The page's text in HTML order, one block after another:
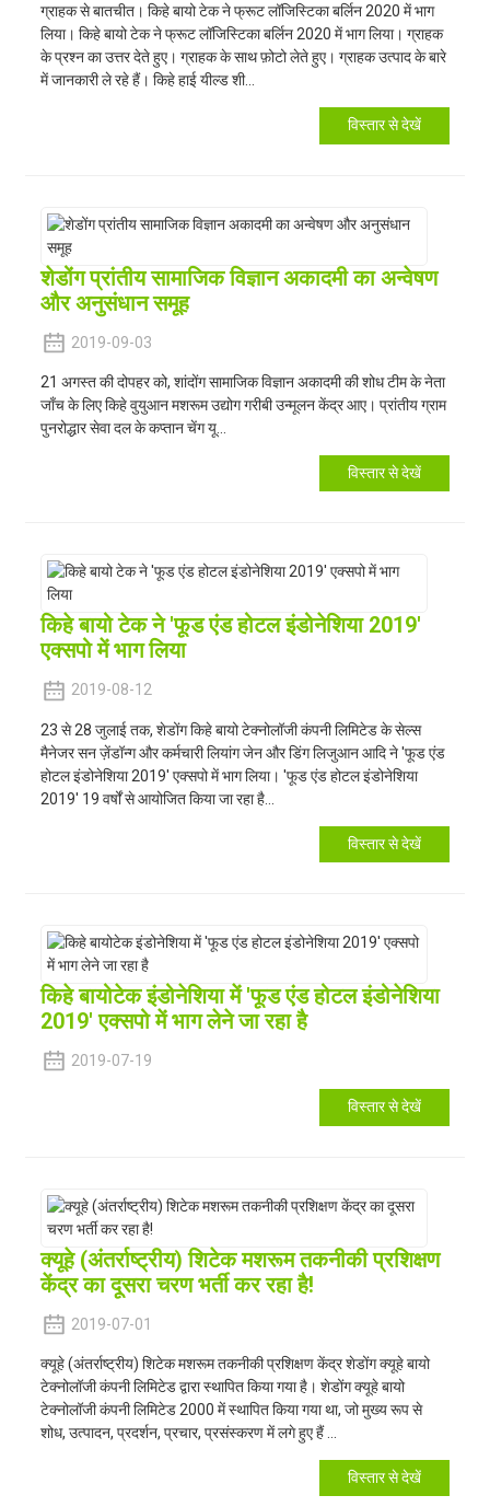
ग्राहक से बातचीत। किहे बायो टेक ने फ्रूट लॉजिस्टिका बर्लिन 2020 में भाग
लिया। किहे बायो टेक ने फ्रूट लॉजिस्टिका बर्लिन 2020 में भाग लिया। ग्राहक
के प्रश्न का उत्तर देते हुए। ग्राहक के साथ फ़ोटो लेते हुए। ग्राहक उत्पाद के बारे
में जानकारी ले रहे हैं। किहे हाई यील्ड शी...
विस्तार से देखें
शेडोंग प्रांतीय सामाजिक विज्ञान अकादमी का अन्वेषण
और अनुसंधान समूह
2019-09-03
21 अगस्त की दोपहर को, शांदोंग सामाजिक विज्ञान अकादमी की शोध टीम के नेता
जाँच के लिए किहे वुयुआन मशरूम उद्योग गरीबी उन्मूलन केंद्र आए। प्रांतीय ग्राम
पुनरोद्धार सेवा दल के कप्तान चेंग यू...
विस्तार से देखें
किहे बायो टेक ने 'फूड एंड होटल इंडोनेशिया 2019'
एक्सपो में भाग लिया
2019-08-12
23 से 28 जुलाई तक, शेडोंग किहे बायो टेक्नोलॉजी कंपनी लिमिटेड के सेल्स
मैनेजर सन ज़ेंडॉन्ग और कर्मचारी लियांग जेन और डिंग लिजुआन आदि ने 'फूड एंड
होटल इंडोनेशिया 2019' एक्सपो में भाग लिया। 'फूड एंड होटल इंडोनेशिया
2019' 19 वर्षों से आयोजित किया जा रहा है...
विस्तार से देखें
किहे बायोटेक इंडोनेशिया में 'फूड एंड होटल इंडोनेशिया
2019' एक्सपो में भाग लेने जा रहा है
2019-07-19
विस्तार से देखें
क्यूहे (अंतर्राष्ट्रीय) शिटेक मशरूम तकनीकी प्रशिक्षण
केंद्र का दूसरा चरण भर्ती कर रहा है!
2019-07-01
क्यूहे (अंतर्राष्ट्रीय) शिटेक मशरूम तकनीकी प्रशिक्षण केंद्र शेडोंग क्यूहे बायो
टेक्नोलॉजी कंपनी लिमिटेड द्वारा स्थापित किया गया है। शेडोंग क्यूहे बायो
टेक्नोलॉजी कंपनी लिमिटेड 2000 में स्थापित किया गया था, जो मुख्य रूप से
शोध, उत्पादन, प्रदर्शन, प्रचार, प्रसंस्करण में लगे हुए हैं ...
विस्तार से देखें